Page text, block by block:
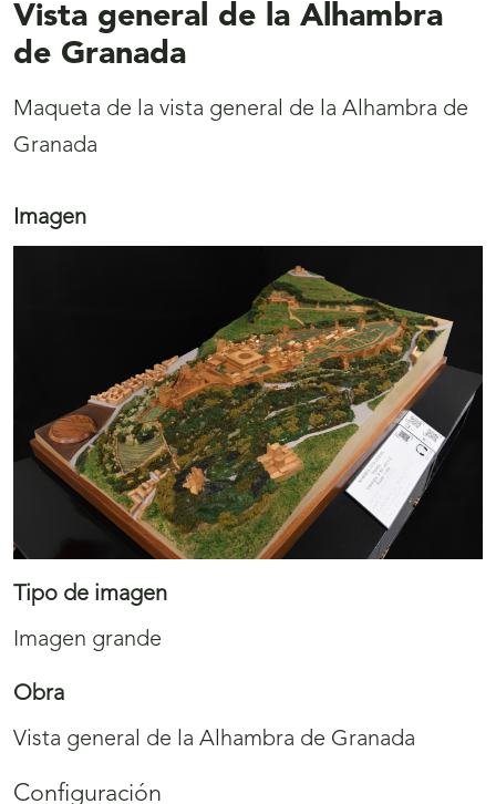
Vista general de la Alhambra
de Granada
Maqueta de la vista general de la Alhambra de
Granada
Imagen
Tipo de imagen
Imagen grande
Obra
Vista general de la Alhambra de Granada
Configuración